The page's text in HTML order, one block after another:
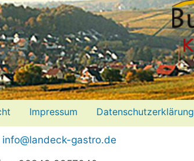
Impressum Datenschutzerklärung
info@landeck-gastro.de